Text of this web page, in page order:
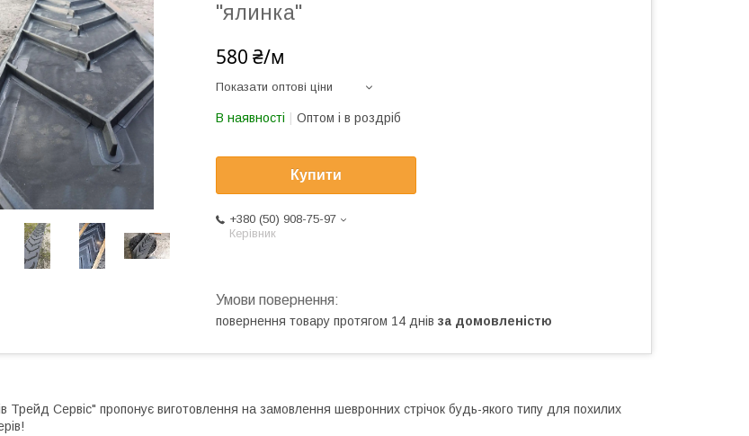
"ялинка"
580 ₴/м
Показати оптові ціни
В наявності Оптом і в роздріб
Купити
+380 (50) 908-75-97
Керівник
повернення товару протягом 14 днів за домовленістю
Трейд Сервіс" пропонує виготовлення на замовлення шевронних стрічок будь-якого типу для похилих